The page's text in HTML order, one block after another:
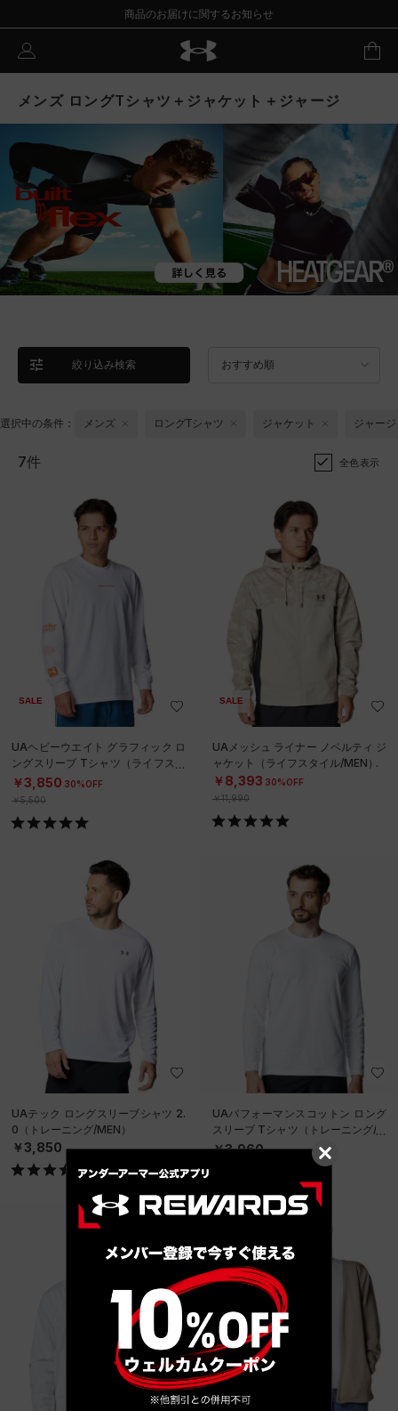
商品のお届けに関するお知らせ
メンズ ロングTシャツ＋ジャケット＋ジャージ
絞り込み検索 おすすめ順
選択中の条件： メンズ ロングTシャツ ジャケット ジャージ
7件 全色表示
SALE
UAヘビーウエイト グラフィック ロ
ングスリーブ Tシャツ（ライフスタ
イル/MEN）
￥3,850 30%OFF
￥5,500
SALE
UAメッシュ ライナー ノベルティ ジ
ャケット（ライフスタイル/MEN）
￥8,393 30%OFF
￥11,990
UAテック ロングスリーブシャツ 2.
0（トレーニング/MEN）
￥3,850
UAパフォーマンスコットン ロング
スリーブ Tシャツ（トレーニング/M
EN）
￥3,960